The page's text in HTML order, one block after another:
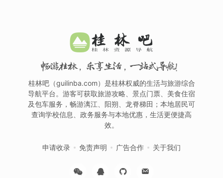
畅游桂林，乐享生活，一站式导航！
桂林吧（guilinba.com）是桂林权威的生活与旅游综合
导航平台。游客可获取旅游攻略、景点门票、美食住宿
及包车服务，畅游漓江、阳朔、龙脊梯田；本地居民可
查询学校信息、政务服务与本地优惠，生活更便捷高
效。
申请收录 免责声明 广告合作 关于我们